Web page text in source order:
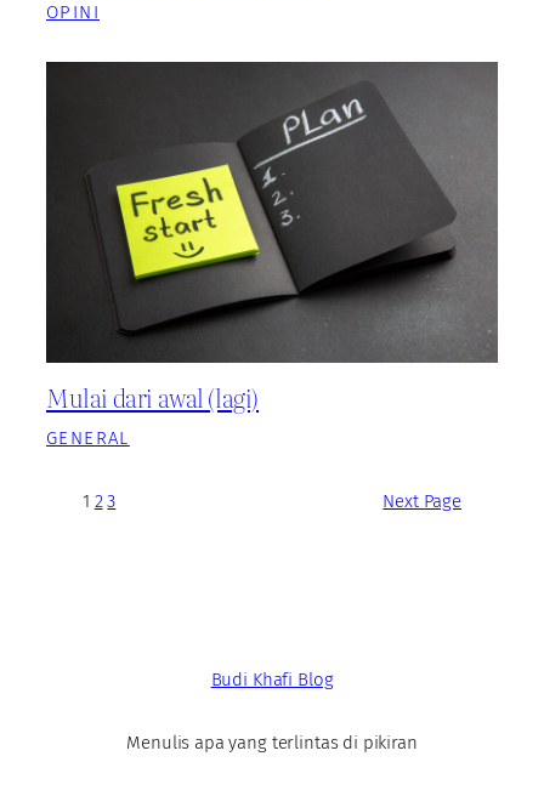
OPINI
Mulai dari awal (lagi)
GENERAL
1 2 3 Next Page
Budi Khafi Blog
Menulis apa yang terlintas di pikiran